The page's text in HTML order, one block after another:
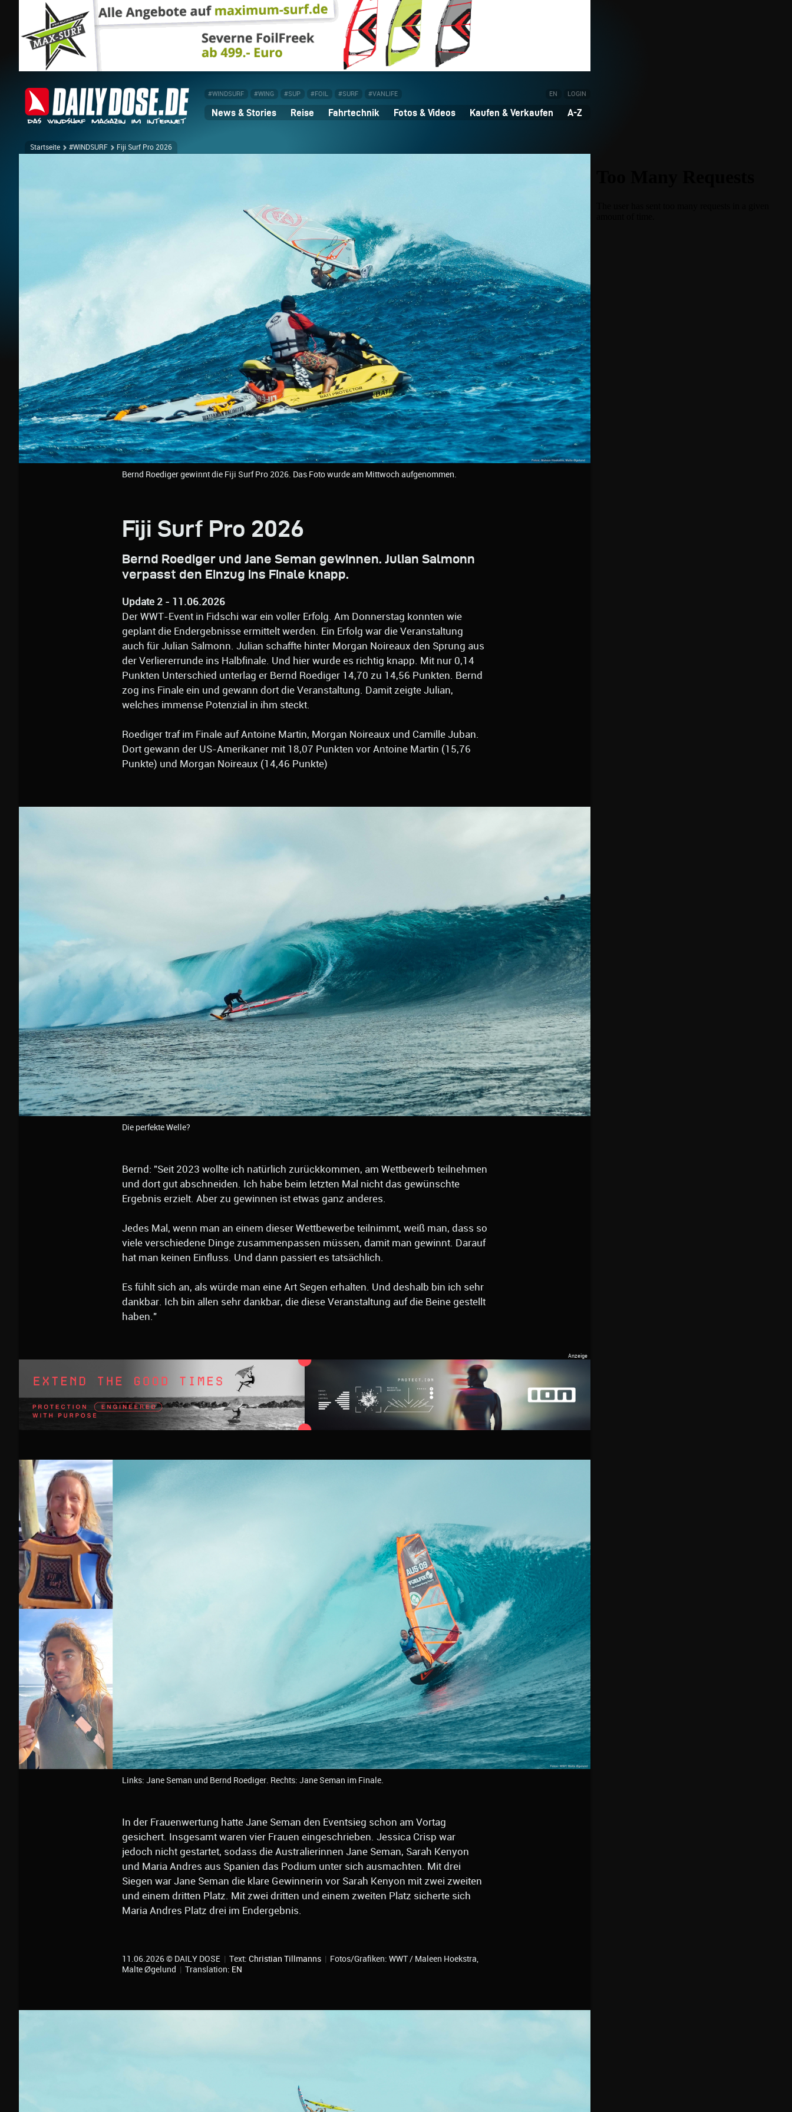
#WINDSURF #WING #SUP #FOIL #SURF #VANLIFE EN LOGIN
News & Stories Reise Fahrtechnik Fotos & Videos Kaufen & Verkaufen A-Z
Startseite #WINDSURF Fiji Surf Pro 2026
Bernd Roediger gewinnt die Fiji Surf Pro 2026. Das Foto wurde am Mittwoch aufgenommen.
Fiji Surf Pro 2026
Bernd Roediger und Jane Seman gewinnen. Julian Salmonn
verpasst den Einzug ins Finale knapp.
Update 2 - 11.06.2026
Der WWT-Event in Fidschi war ein voller Erfolg. Am Donnerstag konnten wie
geplant die Endergebnisse ermittelt werden. Ein Erfolg war die Veranstaltung
auch für Julian Salmonn. Julian schaffte hinter Morgan Noireaux den Sprung aus
der Verliererrunde ins Halbfinale. Und hier wurde es richtig knapp. Mit nur 0,14
Punkten Unterschied unterlag er Bernd Roediger 14,70 zu 14,56 Punkten. Bernd
zog ins Finale ein und gewann dort die Veranstaltung. Damit zeigte Julian,
welches immense Potenzial in ihm steckt.
Roediger traf im Finale auf Antoine Martin, Morgan Noireaux und Camille Juban.
Dort gewann der US-Amerikaner mit 18,07 Punkten vor Antoine Martin (15,76
Punkte) und Morgan Noireaux (14,46 Punkte)
Die perfekte Welle?
Bernd: "Seit 2023 wollte ich natürlich zurückkommen, am Wettbewerb teilnehmen
und dort gut abschneiden. Ich habe beim letzten Mal nicht das gewünschte
Ergebnis erzielt. Aber zu gewinnen ist etwas ganz anderes.
Jedes Mal, wenn man an einem dieser Wettbewerbe teilnimmt, weiß man, dass so
viele verschiedene Dinge zusammenpassen müssen, damit man gewinnt. Darauf
hat man keinen Einfluss. Und dann passiert es tatsächlich.
Es fühlt sich an, als würde man eine Art Segen erhalten. Und deshalb bin ich sehr
dankbar. Ich bin allen sehr dankbar, die diese Veranstaltung auf die Beine gestellt
haben."
Links: Jane Seman und Bernd Roediger. Rechts: Jane Seman im Finale.
In der Frauenwertung hatte Jane Seman den Eventsieg schon am Vortag
gesichert. Insgesamt waren vier Frauen eingeschrieben. Jessica Crisp war
jedoch nicht gestartet, sodass die Australierinnen Jane Seman, Sarah Kenyon
und Maria Andres aus Spanien das Podium unter sich ausmachten. Mit drei
Siegen war Jane Seman die klare Gewinnerin vor Sarah Kenyon mit zwei zweiten
und einem dritten Platz. Mit zwei dritten und einem zweiten Platz sicherte sich
Maria Andres Platz drei im Endergebnis.
11.06.2026 © DAILY DOSE | Text: Christian Tillmanns | Fotos/Grafiken: WWT / Maleen Hoekstra,
Malte Øgelund | Translation: EN